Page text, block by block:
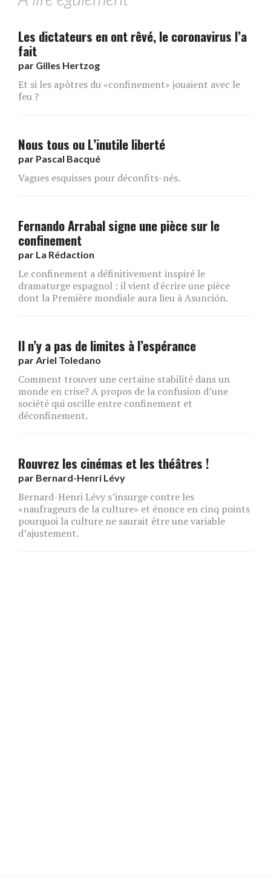
Les dictateurs en ont rêvé, le coronavirus l’a
fait
par Gilles Hertzog
Et si les apôtres du «confinement» jouaient avec le
feu ?
Nous tous ou L’inutile liberté
par Pascal Bacqué
Vagues esquisses pour déconfits-nés.
Fernando Arrabal signe une pièce sur le
confinement
par La Rédaction
Le confinement a définitivement inspiré le
dramaturge espagnol : il vient d'écrire une pièce
dont la Première mondiale aura lieu à Asunción.
Il n’y a pas de limites à l’espérance
parAriel Toledano
Comment trouver une certaine stabilité dans un
monde en crise? A propos de la confusion d’une
société qui oscille entre confinement et
déconfinement.
Rouvrez les cinémas et les théâtres !
par Bernard-Henri Lévy
Bernard-Henri Lévy s’insurge contre les
«naufrageurs de la culture» et énonce en cinq points
pourquoi la culture ne saurait être une variable
d’ajustement.